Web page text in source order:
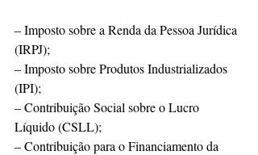
– Imposto sobre a Renda da Pessoa Jurídica
(IRPJ);
– Imposto sobre Produtos Industrializados
(IPI);
– Contribuição Social sobre o Lucro
Líquido (CSLL);
– Contribuição para o Financiamento da